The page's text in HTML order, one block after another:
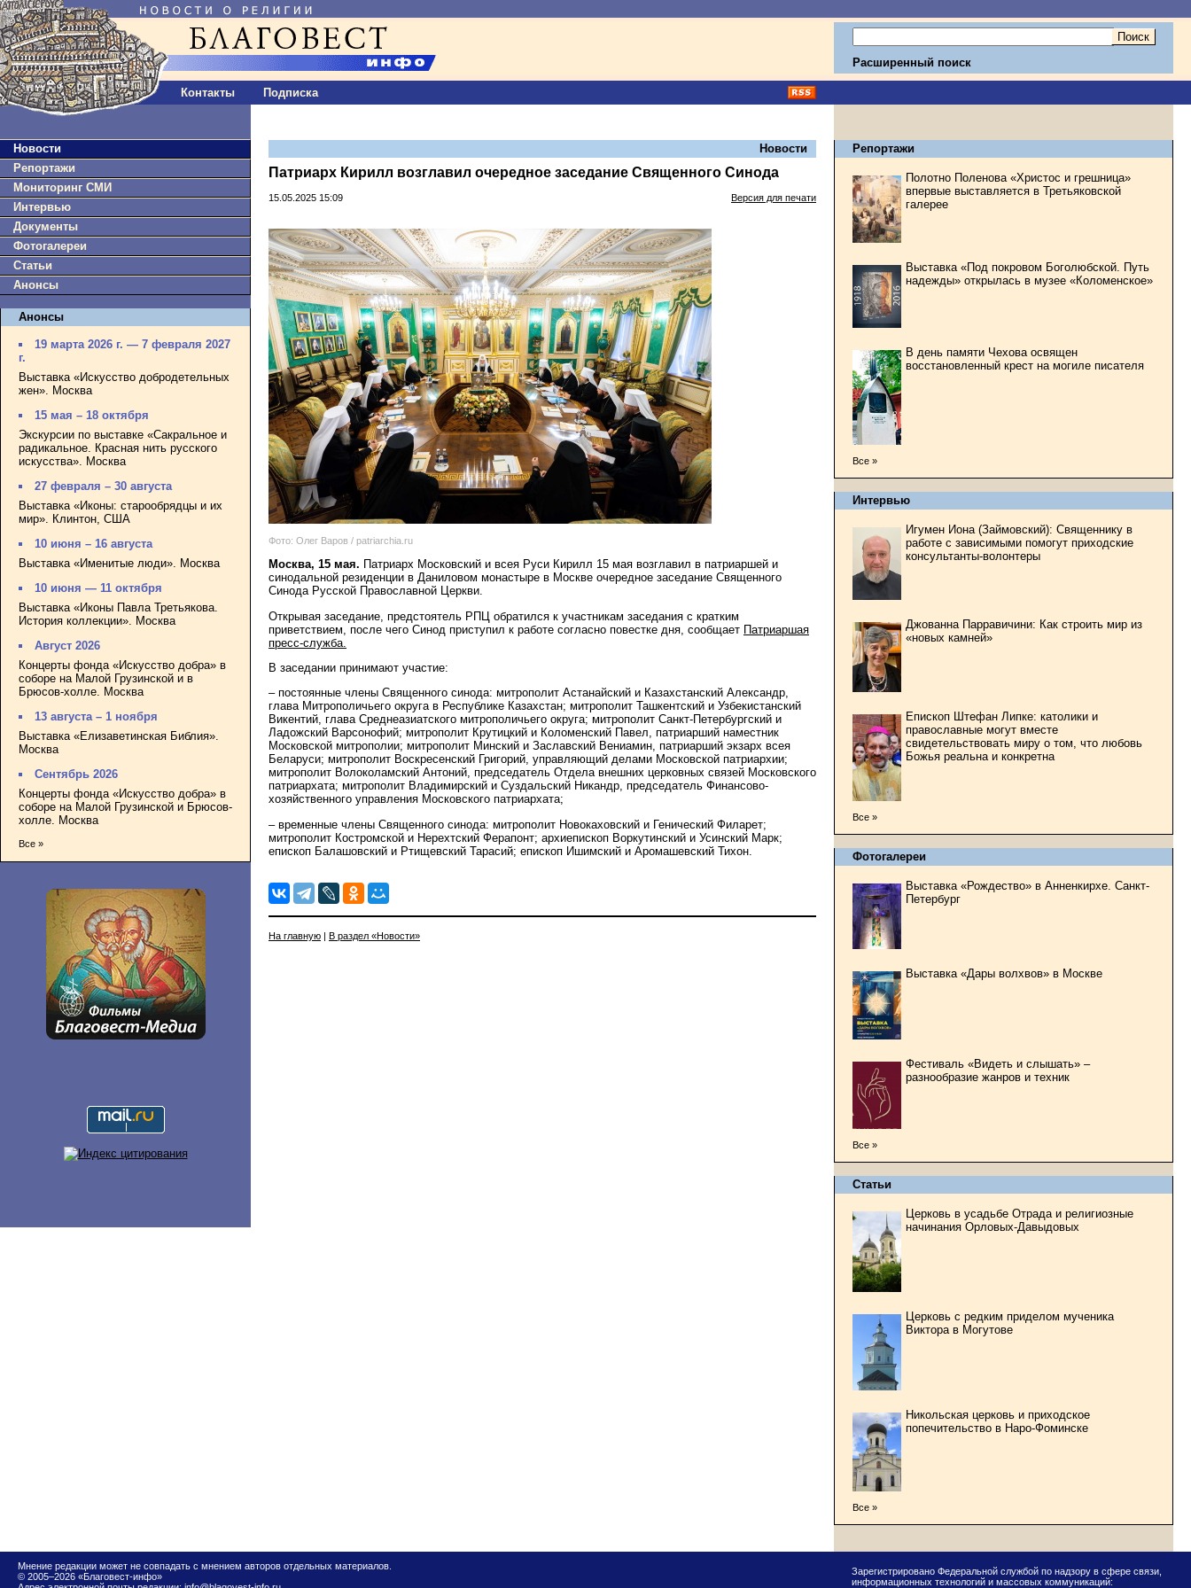
Контакты Подписка
Расширенный поиск
Новости
Репортажи
Мониторинг СМИ
Интервью
Документы
Фотогалереи
Статьи
Анонсы
Анонсы
19 марта 2026 г. — 7 февраля 2027
г.
Выставка «Искусство добродетельных
жен». Москва
15 мая – 18 октября
Экскурсии по выставке «Сакральное и
радикальное. Красная нить русского
искусства». Москва
27 февраля – 30 августа
Выставка «Иконы: старообрядцы и их
мир». Клинтон, США
10 июня – 16 августа
Выставка «Именитые люди». Москва
10 июня — 11 октября
Выставка «Иконы Павла Третьякова.
История коллекции». Москва
Август 2026
Концерты фонда «Искусство добра» в
соборе на Малой Грузинской и в
Брюсов-холле. Москва
13 августа – 1 ноября
Выставка «Елизаветинская Библия».
Москва
Сентябрь 2026
Концерты фонда «Искусство добра» в
соборе на Малой Грузинской и Брюсов-
холле. Москва
Все »
Новости
Патриарх Кирилл возглавил очередное заседание Священного Синода
15.05.2025 15:09 Версия для печати
Фото: Олег Варов / patriarchia.ru
Москва, 15 мая. Патриарх Московский и всея Руси Кирилл 15 мая возглавил в патриаршей и
синодальной резиденции в Даниловом монастыре в Москве очередное заседание Священного
Синода Русской Православной Церкви.
Открывая заседание, предстоятель РПЦ обратился к участникам заседания с кратким
приветствием, после чего Синод приступил к работе согласно повестке дня, сообщает Патриаршая
пресс-служба.
В заседании принимают участие:
– постоянные члены Священного синода: митрополит Астанайский и Казахстанский Александр,
глава Митрополичьего округа в Республике Казахстан; митрополит Ташкентский и Узбекистанский
Викентий, глава Среднеазиатского митрополичьего округа; митрополит Санкт-Петербургский и
Ладожский Варсонофий; митрополит Крутицкий и Коломенский Павел, патриарший наместник
Московской митрополии; митрополит Минский и Заславский Вениамин, патриарший экзарх всея
Беларуси; митрополит Воскресенский Григорий, управляющий делами Московской патриархии;
митрополит Волоколамский Антоний, председатель Отдела внешних церковных связей Московского
патриархата; митрополит Владимирский и Суздальский Никандр, председатель Финансово-
хозяйственного управления Московского патриархата;
– временные члены Священного синода: митрополит Новокаховский и Генический Филарет;
митрополит Костромской и Нерехтский Ферапонт; архиепископ Воркутинский и Усинский Марк;
епископ Балашовский и Ртищевский Тарасий; епископ Ишимский и Аромашевский Тихон.
На главную В раздел «Новости»
Репортажи
Полотно Поленова «Христос и грешница»
впервые выставляется в Третьяковской
галерее
Выставка «Под покровом Боголюбской. Путь
надежды» открылась в музее «Коломенское»
В день памяти Чехова освящен
восстановленный крест на могиле писателя
Все »
Интервью
Игумен Иона (Займовский): Священнику в
работе с зависимыми помогут приходские
консультанты-волонтеры
Джованна Парравичини: Как строить мир из
«новых камней»
Епископ Штефан Липке: католики и
православные могут вместе
свидетельствовать миру о том, что любовь
Божья реальна и конкретна
Все »
Фотогалереи
Выставка «Рождество» в Анненкирхе. Санкт-
Петербург
Выставка «Дары волхвов» в Москве
Фестиваль «Видеть и слышать» –
разнообразие жанров и техник
Все »
Статьи
Церковь в усадьбе Отрада и религиозные
начинания Орловых-Давыдовых
Церковь с редким приделом мученика
Виктора в Могутове
Никольская церковь и приходское
попечительство в Наро-Фоминске
Все »
Мнение редакции может не совпадать с мнением авторов отдельных материалов.
© 2005–2026 «Благовест-инфо»
Зарегистрировано Федеральной службой по надзору в сфере связи,
информационных технологий и массовых коммуникаций: